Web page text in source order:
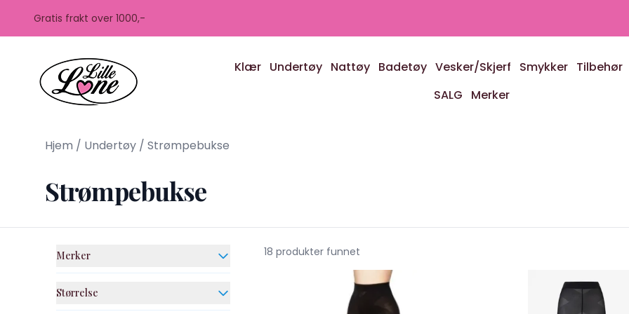
Gratis frakt over 1000,-
Klær Undertøy Nattøy Badetøy Vesker/Skjerf Smykker Tilbehør
SALG
Merker
Hjem / Undertøy / Strømpebukse
Strømpebukse
Merker
Størrelse
18 produkter funnet